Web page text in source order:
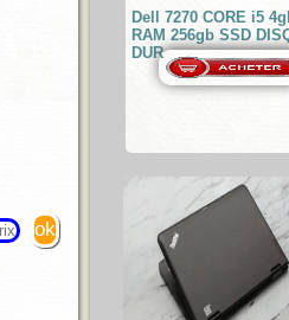
Dell 7270 CORE i5
RAM 256gb SSD
DUR